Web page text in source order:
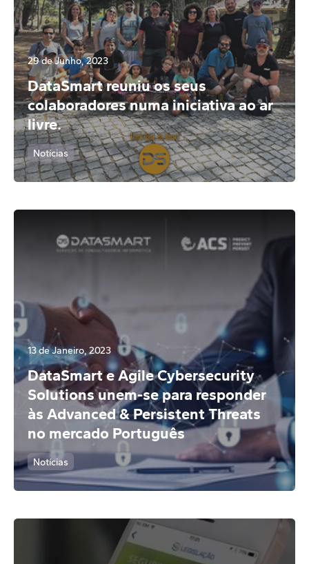
29 de Junho, 2023
DataSmart reuniu os seus
colaboradores numa iniciativa ao ar
livre.
Notícias
13 de Janeiro, 2023
DataSmart e Agile Cybersecurity
Solutions unem-se para responder
às Advanced & Persistent Threats
no mercado Português
Notícias